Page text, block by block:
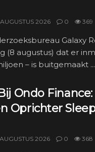
2026 0 369
Galaxy
(8 augustus) dat er
– is buitgemaakt ...
Ondo
Oprichter
2026 0 368